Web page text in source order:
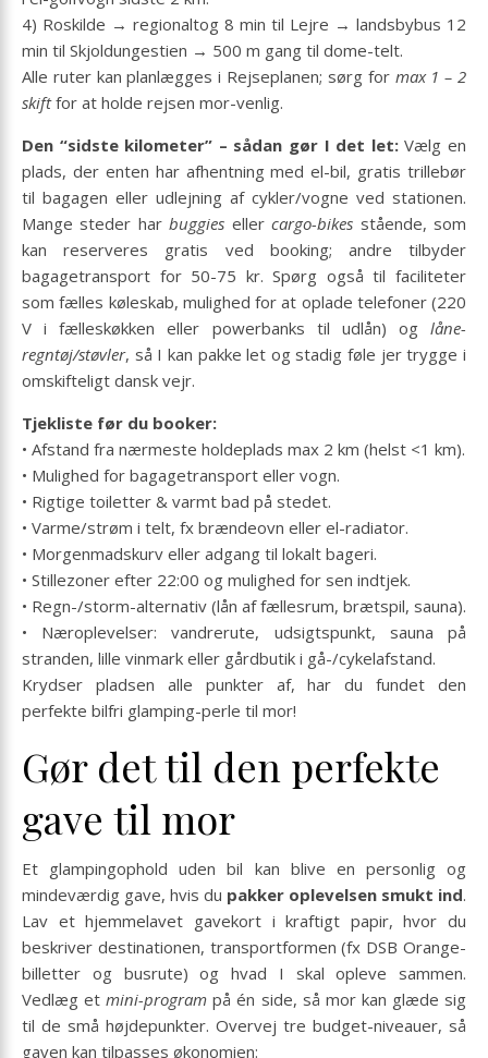
4) Roskilde → regionaltog 8 min til Lejre → landsbybus 12
min til Skjoldungestien → 500 m gang til dome-telt.
Alle ruter kan planlægges i Rejseplanen; sørg for max 1 – 2
skiftfor at holde rejsen mor-venlig.
Den “sidste kilometer” – sådan gør I det let:Vælg en
plads, der enten har afhentning med el-bil, gratis trillebør
til bagagen eller udlejning af cykler/vogne ved stationen.
Mange steder harbuggies ellercargo-bikes stående, som
kan reserveres gratis ved booking; andre tilbyder
bagagetransport for 50-75 kr. Spørg også til faciliteter
som fælles køleskab, mulighed for at oplade telefoner (220
V i fælleskøkken eller powerbanks til udlån) og låne-
regntøj/støvler, så I kan pakke let og stadig føle jer trygge i
omskifteligt dansk vejr.
Tjekliste før du booker:
• Afstand fra nærmeste holdeplads max 2 km (helst <1 km).
• Mulighed for bagagetransport eller vogn.
• Rigtige toiletter & varmt bad på stedet.
• Varme/strøm i telt, fx brændeovn eller el-radiator.
• Morgenmadskurv eller adgang til lokalt bageri.
• Stillezoner efter 22:00 og mulighed for sen indtjek.
• Regn-/storm-alternativ (lån af fællesrum, brætspil, sauna).
• Næroplevelser: vandrerute, udsigtspunkt, sauna på
stranden, lille vinmark eller gårdbutik i gå-/cykelafstand.
Krydser pladsen alle punkter af, har du fundet den
perfekte bilfri glamping-perle til mor!
Gør det til den perfekte
gave til mor
Et glampingophold uden bil kan blive en personlig og
mindeværdig gave, hvis du pakker oplevelsen smukt ind.
Lav et hjemmelavet gavekort i kraftigt papir, hvor du
beskriver destinationen, transportformen (fx DSB Orange-
billetter og busrute) og hvad I skal opleve sammen.
Vedlæg etmini-program på én side, så mor kan glæde sig
til de små højdepunkter. Overvej tre budget-niveauer, så
gaven kan tilpasses økonomien: